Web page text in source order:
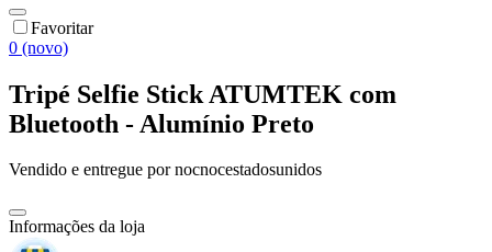
Favoritar
0 (novo)
Tripé Selfie Stick ATUMTEK com
Bluetooth - Alumínio Preto
Vendido e entregue por nocnocestadosunidos
Informações da loja